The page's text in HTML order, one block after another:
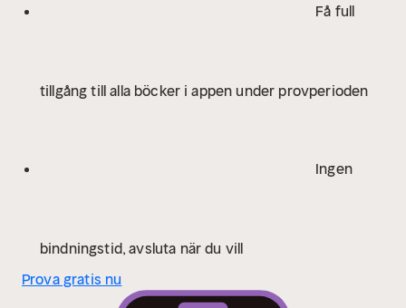
Få full
tillgång till alla böcker i appen under provperioden
Ingen
bindningstid, avsluta när du vill
Prova gratis nu